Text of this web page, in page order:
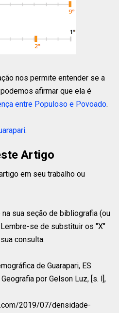
nos permite entender se a
afirmar que ela é
entre Populoso e Povoado.
.
Artigo
em seu trabalho ou
sua seção de bibliografia (ou
se de substituir os "X"
consulta.
de Guarapari, ES
por Gelson Luz, [s. l],
2019/07/densidade-